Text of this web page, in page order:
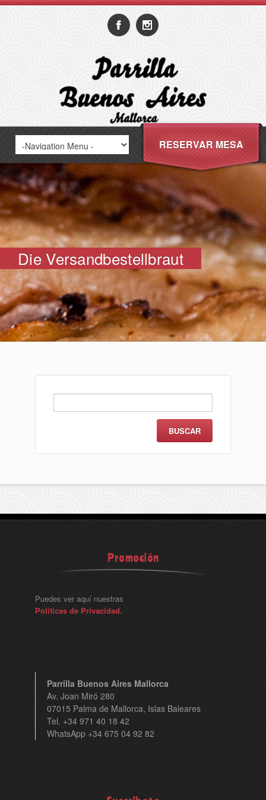
RESERVAR MESA
Die Versandbestellbraut
Promoción
Puedes ver aquí nuestras
Políticas de Privacidad.
Parrilla Buenos Aires Mallorca
Av. Joan Miró 280
07015 Palma de Mallorca, Islas Baleares
Tel. +34 971 40 18 42
WhatsApp +34 675 04 92 82